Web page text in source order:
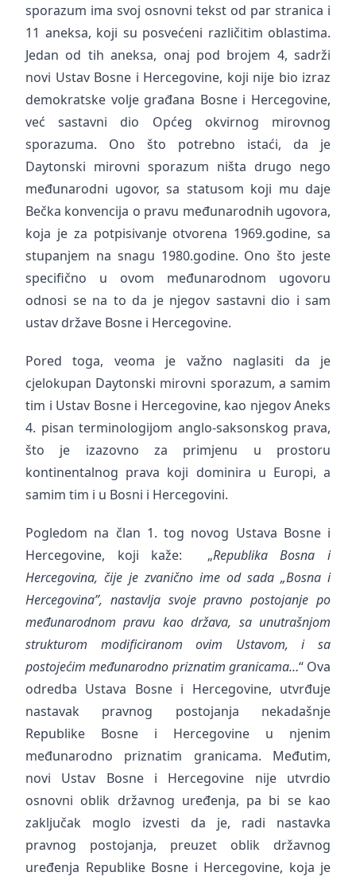
sporazum ima svoj osnovni tekst od par stranica i
11 aneksa, koji su posvećeni različitim oblastima.
Jedan od tih aneksa, onaj pod brojem 4, sadrži
novi Ustav Bosne i Hercegovine, koji nije bio izraz
demokratske volje građana Bosne i Hercegovine,
već sastavni dio Općeg okvirnog mirovnog
sporazuma. Ono što potrebno istaći, da je
Daytonski mirovni sporazum ništa drugo nego
međunarodni ugovor, sa statusom koji mu daje
Bečka konvencija o pravu međunarodnih ugovora,
koja je za potpisivanje otvorena 1969.godine, sa
stupanjem na snagu 1980.godine. Ono što jeste
specifično u ovom međunarodnom ugovoru
odnosi se na to da je njegov sastavni dio i sam
ustav države Bosne i Hercegovine.
Pored toga, veoma je važno naglasiti da je
cjelokupan Daytonski mirovni sporazum, a samim
tim i Ustav Bosne i Hercegovine, kao njegov Aneks
4. pisan terminologijom anglo-saksonskog prava,
što je izazovno za primjenu u prostoru
kontinentalnog prava koji dominira u Europi, a
samim tim i u Bosni i Hercegovini.
Pogledom na član 1. tog novog Ustava Bosne i
Hercegovine, koji kaže: „Republika Bosna i
Hercegovina, čije je zvanično ime od sada „Bosna i
Hercegovina”, nastavlja svoje pravno postojanje po
međunarodnom pravu kao država, sa unutrašnjom
strukturom modificiranom ovim Ustavom, i sa
postojećim međunarodno priznatim granicama…“ Ova
odredba Ustava Bosne i Hercegovine, utvrđuje
nastavak pravnog postojanja nekadašnje
Republike Bosne i Hercegovine u njenim
međunarodno priznatim granicama. Međutim,
novi Ustav Bosne i Hercegovine nije utvrdio
osnovni oblik državnog uređenja, pa bi se kao
zaključak moglo izvesti da je, radi nastavka
pravnog postojanja, preuzet oblik državnog
uređenja Republike Bosne i Hercegovine, koja je